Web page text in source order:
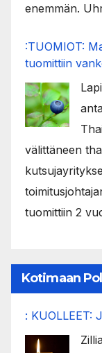
enemmän.
:TUOMIOT:
tuomittiin
välittäneen
tuomittiin 2
Kotimaan
: KUOLLEET: